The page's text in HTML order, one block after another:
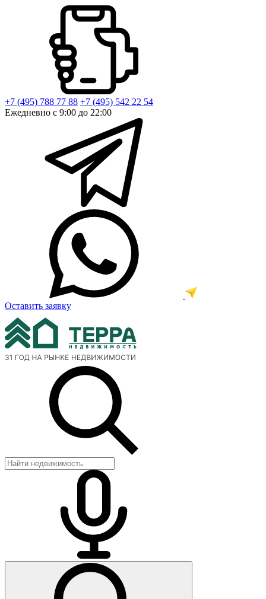
+7 (495) 788 77 88 +7 (495) 542 22 54
Ежедневно с 9:00 до 22:00
Оставить заявку